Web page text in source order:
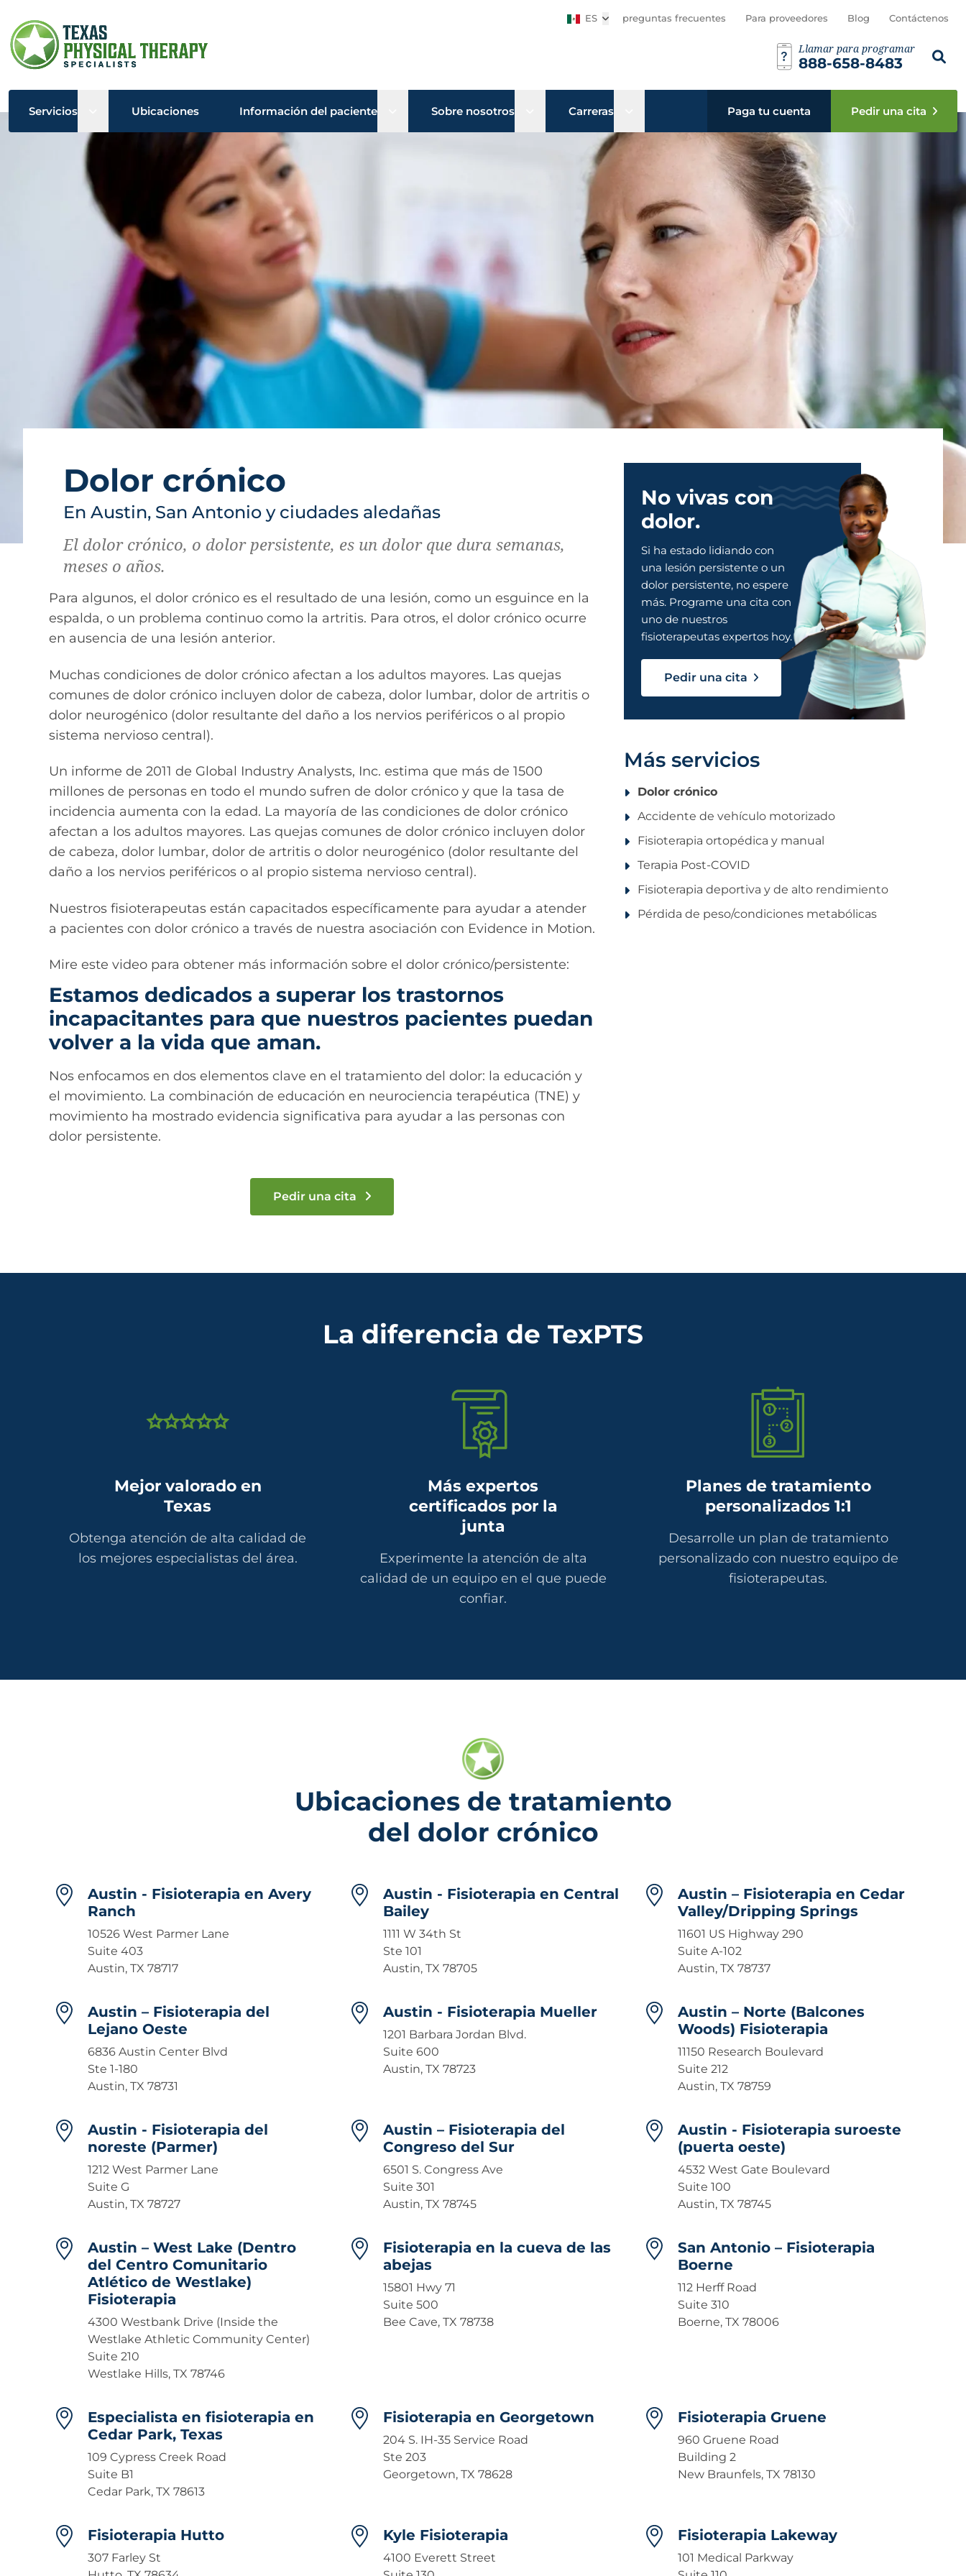
ES Abrir submenú
preguntas frecuentes Para proveedores Blog Contáctenos
Llamar para programar
888-658-8483
Busca
Servicios Open sub menu
Ubicaciones Información del paciente Open sub menu
Sobre nosotros Open sub menu
Carreras Paga tu cuenta Pedir una cita
Dolor crónico
En Austin, San Antonio y ciudades aledañas
El dolor crónico, o dolor persistente, es un dolor que dura semanas,
meses o años.
Para algunos, el dolor crónico es el resultado de una lesión, como un esguince en la
espalda, o un problema continuo como la artritis. Para otros, el dolor crónico ocurre
en ausencia de una lesión anterior.
Muchas condiciones de dolor crónico afectan a los adultos mayores. Las quejas
comunes de dolor crónico incluyen dolor de cabeza, dolor lumbar, dolor de artritis o
dolor neurogénico (dolor resultante del daño a los nervios periféricos o al propio
sistema nervioso central).
Un informe de 2011 de Global Industry Analysts, Inc. estima que más de 1500
millones de personas en todo el mundo sufren de dolor crónico y que la tasa de
incidencia aumenta con la edad. La mayoría de las condiciones de dolor crónico
afectan a los adultos mayores. Las quejas comunes de dolor crónico incluyen dolor
de cabeza, dolor lumbar, dolor de artritis o dolor neurogénico (dolor resultante del
daño a los nervios periféricos o al propio sistema nervioso central).
Nuestros fisioterapeutas están capacitados específicamente para ayudar a atender
a pacientes con dolor crónico a través de nuestra asociación con Evidence in Motion.
Mire este video para obtener más información sobre el dolor crónico/persistente:
Estamos dedicados a superar los trastornos
incapacitantes para que nuestros pacientes puedan
volver a la vida que aman.
Nos enfocamos en dos elementos clave en el tratamiento del dolor: la educación y
el movimiento. La combinación de educación en neurociencia terapéutica (TNE) y
movimiento ha mostrado evidencia significativa para ayudar a las personas con
dolor persistente.
Pedir una cita
No vivas con
dolor.
Si ha estado lidiando con
una lesión persistente o un
dolor persistente, no espere
más. Programe una cita con
uno de nuestros
fisioterapeutas expertos hoy.
Pedir una cita
Más servicios
Dolor crónico
Accidente de vehículo motorizado
Fisioterapia ortopédica y manual
Terapia Post-COVID
Fisioterapia deportiva y de alto rendimiento
Pérdida de peso/condiciones metabólicas
La diferencia de TexPTS
Mejor valorado en
Texas
Obtenga atención de alta calidad de
los mejores especialistas del área.
Más expertos
certificados por la
junta
Experimente la atención de alta
calidad de un equipo en el que puede
confiar.
Planes de tratamiento
personalizados 1:1
Desarrolle un plan de tratamiento
personalizado con nuestro equipo de
fisioterapeutas.
Ubicaciones de tratamiento
del dolor crónico
Austin - Fisioterapia en Avery
Ranch
10526 West Parmer Lane
Suite 403
Austin, TX 78717
Austin - Fisioterapia en Central
Bailey
1111 W 34th St
Ste 101
Austin, TX 78705
Austin – Fisioterapia en Cedar
Valley/Dripping Springs
11601 US Highway 290
Suite A-102
Austin, TX 78737
Austin – Fisioterapia del
Lejano Oeste
6836 Austin Center Blvd
Ste 1-180
Austin, TX 78731
Austin - Fisioterapia Mueller
1201 Barbara Jordan Blvd.
Suite 600
Austin, TX 78723
Austin – Norte (Balcones
Woods) Fisioterapia
11150 Research Boulevard
Suite 212
Austin, TX 78759
Austin - Fisioterapia del
noreste (Parmer)
1212 West Parmer Lane
Suite G
Austin, TX 78727
Austin – Fisioterapia del
Congreso del Sur
6501 S. Congress Ave
Suite 301
Austin, TX 78745
Austin - Fisioterapia suroeste
(puerta oeste)
4532 West Gate Boulevard
Suite 100
Austin, TX 78745
Austin – West Lake (Dentro
del Centro Comunitario
Atlético de Westlake)
Fisioterapia
4300 Westbank Drive (Inside the
Westlake Athletic Community Center)
Suite 210
Westlake Hills, TX 78746
Fisioterapia en la cueva de las
abejas
15801 Hwy 71
Suite 500
Bee Cave, TX 78738
San Antonio – Fisioterapia
Boerne
112 Herff Road
Suite 310
Boerne, TX 78006
Especialista en fisioterapia en
Cedar Park, Texas
109 Cypress Creek Road
Suite B1
Cedar Park, TX 78613
Fisioterapia en Georgetown
204 S. IH-35 Service Road
Ste 203
Georgetown, TX 78628
Fisioterapia Gruene
960 Gruene Road
Building 2
New Braunfels, TX 78130
Fisioterapia Hutto
307 Farley St
Kyle Fisioterapia
4100 Everett Street
Fisioterapia Lakeway
101 Medical Parkway